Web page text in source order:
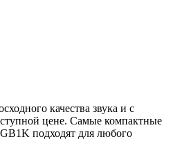
качества звука и с
цене. Самые компактные
подходят для любого